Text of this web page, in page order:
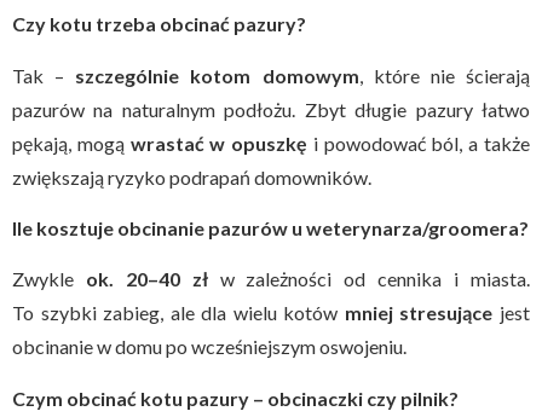
Czy kotu trzeba obcinać pazury?
Tak – szczególnie kotom domowym , które nie ścierają
pazurów na naturalnym podłożu. Zbyt długie pazury łatwo
pękają, mogą wrastać w opuszkę i powodować ból, a także
zwiększają ryzyko podrapań domowników.
Ile kosztuje obcinanie pazurów u weterynarza/groomera?
Zwykle ok. 20–40 złw zależności od cennika i miasta.
To szybki zabieg, ale dla wielu kotów mniej stresujące jest
obcinanie w domu po wcześniejszym oswojeniu.
Czym obcinać kotu pazury – obcinaczki czy pilnik?